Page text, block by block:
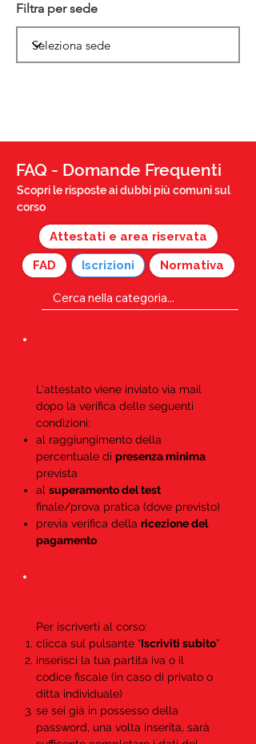
Filtra per sede
FAQ - Domande Frequenti
Scopri le risposte ai dubbi più comuni sul
corso
Attestati e area riservata
FAD
Iscrizioni Normativa
L'attestato viene inviato via mail
dopo la verifica delle seguenti
condizioni:
al raggiungimento della
percentuale di presenza minima
prevista
al superamento del test
finale/prova pratica (dove previsto)
previa verifica della ricezione del
pagamento
Per iscriverti al corso:
clicca sul pulsante “Iscriviti subito”
inserisci la tua partita iva o il
codice fiscale (in caso di privato o
ditta individuale)
se sei già in possesso della
password, una volta inserita, sarà